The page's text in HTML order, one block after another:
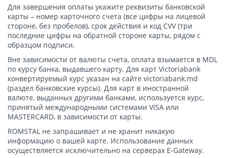
Для завершения оплаты укажите реквизиты банковской
карты – номер карточного счета (все цифры на лицевой
стороне, без пробелов), срок действия и код CVV (три
последние цифры на обратной стороне карты, рядом с
образцом подписи.
Вне зависимости от валюты счета, оплата взымается в MDL
по курсу банка, выдавшего карту. Для карт Victoriabank
конвертируемый курс указан на сайте victoriabank.md
(раздел банковские курсы). Для карт в иностранной
валюте, выданных другими банками, используется курс,
принятый международными системами VISA или
MASTERCARD, в зависимости от карты.
ROMSTAL не запрашивает и не хранит никакую
информацию о вашей карте. Использование данных
осуществляется исключительно на серверах E-Gateway.